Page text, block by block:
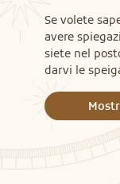
Se volete
avere
siete nel
darvi le